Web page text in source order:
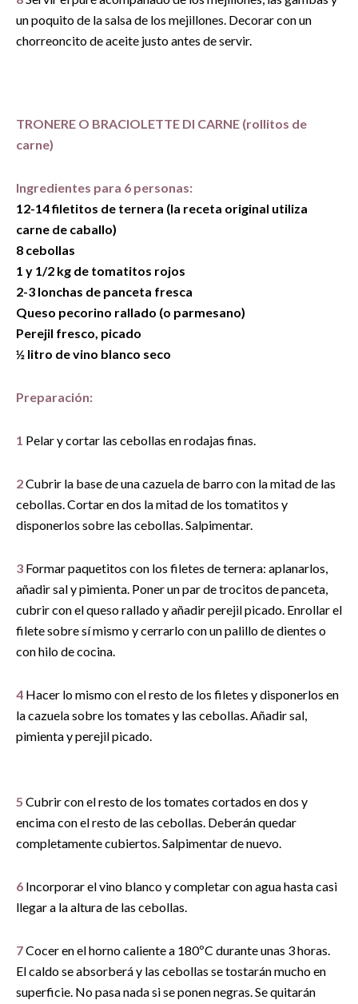
un poquito de la salsa de los mejillones. Decorar con un
chorreoncito de aceite justo antes de servir.
TRONERE O BRACIOLETTE DI CARNE (rollitos de
carne)
Ingredientes para 6 personas:
12-14 filetitos de ternera (la receta original utiliza
carne de caballo)
8 cebollas
1 y 1/2 kg de tomatitos rojos
2-3 lonchas de panceta fresca
Queso pecorino rallado (o parmesano)
Perejil fresco, picado
½ litro de vino blanco seco
Preparación:
1 Pelar y cortar las cebollas en rodajas finas.
2Cubrir la base de una cazuela de barro con la mitad de las
cebollas. Cortar en dos la mitad de los tomatitos y
disponerlos sobre las cebollas. Salpimentar.
3 Formar paquetitos con los filetes de ternera: aplanarlos,
añadir sal y pimienta. Poner un par de trocitos de panceta,
cubrir con el queso rallado y añadir perejil picado. Enrollar el
filete sobre sí mismo y cerrarlo con un palillo de dientes o
con hilo de cocina.
4 Hacer lo mismo con el resto de los filetes y disponerlos en
la cazuela sobre los tomates y las cebollas. Añadir sal,
pimienta y perejil picado.
5 Cubrir con el resto de los tomates cortados en dos y
encima con el resto de las cebollas. Deberán quedar
completamente cubiertos. Salpimentar de nuevo.
6 Incorporar el vino blanco y completar con agua hasta casi
llegar a la altura de las cebollas.
7Cocer en el horno caliente a 180ºC durante unas 3 horas.
El caldo se absorberá y las cebollas se tostarán mucho en
superficie. No pasa nada si se ponen negras. Se quitarán